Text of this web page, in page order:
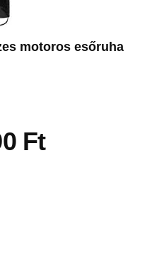
motoros esőruha
Ft